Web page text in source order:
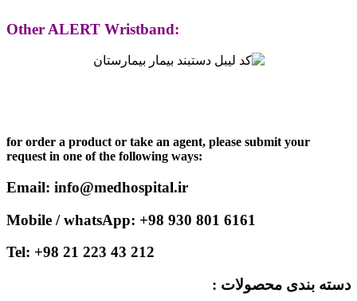
Other ALERT Wristband:
for order a product or take an agent, please submit your
request in one of the following ways:
Email: info@medhospital.ir
Mobile / whatsApp: +98 930 801 6161
Tel: +98 21 223 43 212
دسته بندی محصولات :